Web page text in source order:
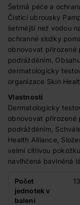
Šetrná péče a
Čisticí ubrousky
šetrnější než vodou
ochranné složky
obnovovat přirozené
podrážděním.
dermatologicky
organizace Skin
Vlastnosti
Dermatologicky
obnovovat přirozené
podrážděním,
Health Alliance,
velmi citlivou
navlhčená bavlněná
Počet
jednotek v
balení